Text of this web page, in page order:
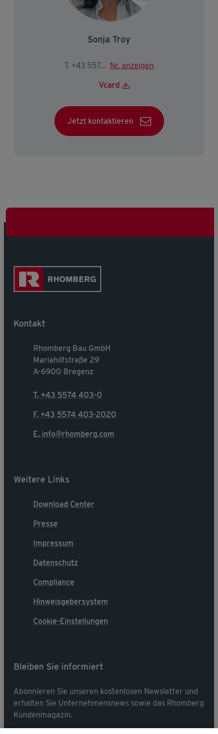
Sonja Troy
T. +43 5574 403-2316 Nr. anzeigen
Vcard
Jetzt kontaktieren
Kontakt
Rhomberg Bau GmbH
Mariahilfstraße 29
A-6900 Bregenz
T. +43 5574 403-0
F. +43 5574 403-2020
E. info@rhomberg.com
Weitere Links
Download Center
Presse
Impressum
Datenschutz
Compliance
Hinweisgebersystem
Cookie-Einstellungen
Bleiben Sie informiert
Abonnieren Sie unseren kostenlosen Newsletter und
erhalten Sie Unternehmensnews sowie das Rhomberg
Kundenmagazin.